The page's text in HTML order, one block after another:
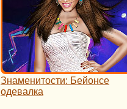
Знаменитости: Бейонсе
одевалка